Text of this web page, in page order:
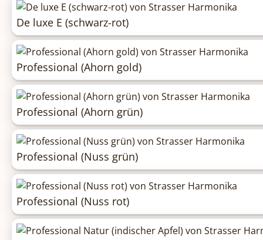
De luxe E (schwarz-rot)
Professional (Ahorn gold)
Professional (Ahorn grün)
Professional (Nuss grün)
Professional (Nuss rot)